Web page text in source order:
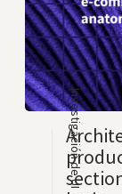
Investigación de UI